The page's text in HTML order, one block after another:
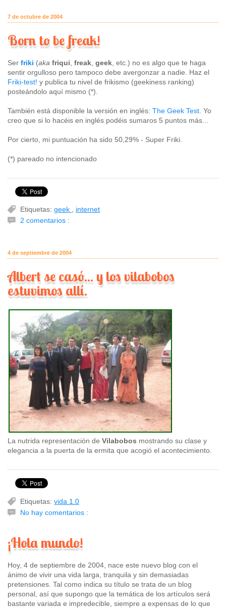
7 de octubre de 2004
Born to be freak!
Ser friki (aka friqui freak geek , etc.) no es algo que te haga
sentir orgulloso pero tampoco debe avergonzar a nadie. Haz el
Friki-test! y publica tu nivel de frikismo (geekiness ranking)
posteándolo aquí mismo (*).
También está disponible la versión en inglés: The Geek Test . Yo
creo que si lo hacéis en inglés podéis sumaros 5 puntos más...
Por cierto, mi puntuación ha sido 50,29% - Super Friki.
(*) pareado no intencionado
Etiquetas:geek , internet
2 comentarios :
4 de septiembre de 2004
Albert se casó... y los vilabobos
estuvimos allí.
La nutrida representación de Vilabobos mostrando su clase y
elegancia a la puerta de la ermita que acogió el acontecimiento.
Etiquetas:vida 1.0
No hay comentarios :
¡Hola mundo!
Hoy, 4 de septiembre de 2004, nace este nuevo blog con el
ánimo de vivir una vida larga, tranquila y sin demasiadas
pretensiones. Tal como indica su título se trata de un blog
personal, así que supongo que la temática de los artículos será
bastante variada e impredecible, siempre a expensas de lo que